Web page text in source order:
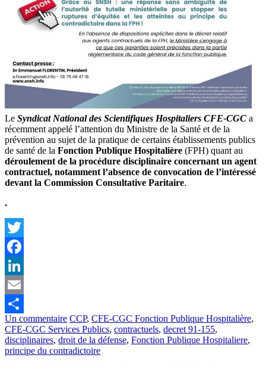
Le Syndicat National des Scientifiques Hospitaliers CFE-CGC a
récemment appelé l’attention du Ministre de la Santé et de la
prévention au sujet de la pratique de certains établissements publics
de santé de la Fonction Publique Hospitalière (FPH) quant au
déroulement de la procédure disciplinaire concernant un agent
contractuel, notamment l’absence de convocation de l’intéressé
devant la Commission Consultative Paritaire.
.
Twitter
Facebook
LinkedIn
Email
Partager
Un commentaire CCP, CFE-CGC Fonction Publique Hospitalière,
CFE-CGC Services Publics, contractuels, decret 91-155,
disciplinaires, droit de la défense, Fonction Publique Hospitaliere,
principe du contradictoire